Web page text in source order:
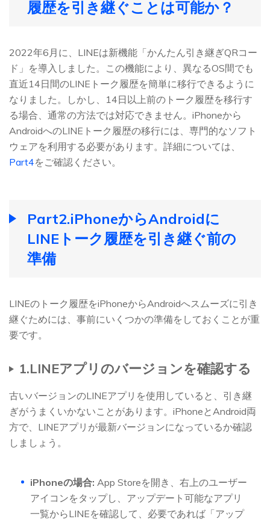
履歴を引き継ぐことは可能か？
2022年6月に、LINEは新機能「かんたん引き継ぎQRコー
ド」を導入しました。この機能により、異なるOS間でも
直近14日間のLINEトーク履歴を簡単に移行できるように
なりました。しかし、14日以上前のトーク履歴を移行す
る場合、通常の方法では対応できません。iPhoneから
AndroidへのLINEトーク履歴の移行には、専門的なソフト
ウェアを利用する必要があります。詳細については、
Part4をご確認ください。
Part2.iPhoneからAndroidに
LINEトーク履歴を引き継ぐ前の
準備
LINEのトーク履歴をiPhoneからAndroidへスムーズに引き
継ぐためには、事前にいくつかの準備をしておくことが重
要です。
1.LINEアプリのバージョンを確認する
古いバージョンのLINEアプリを使用していると、引き継
ぎがうまくいかないことがあります。iPhoneとAndroid両
方で、LINEアプリが最新バージョンになっているか確認
しましょう。
iPhoneの場合: App Storeを開き、右上のユーザー
アイコンをタップし、アップデート可能なアプリ
一覧からLINEを確認して、必要であれば「アップ